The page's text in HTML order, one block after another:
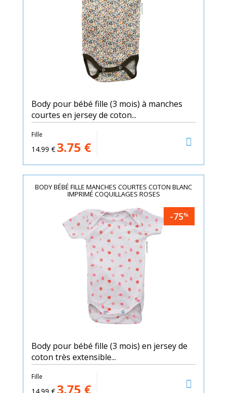
Body pour bébé fille (3 mois) à manches
courtes en jersey de coton...
Fille
14.99 € 3.75 €
BODY BÉBÉ FILLE MANCHES COURTES COTON BLANC
IMPRIMÉ COQUILLAGES ROSES
-75%
Body pour bébé fille (3 mois) en jersey de
coton très extensible...
Fille
3.75 €